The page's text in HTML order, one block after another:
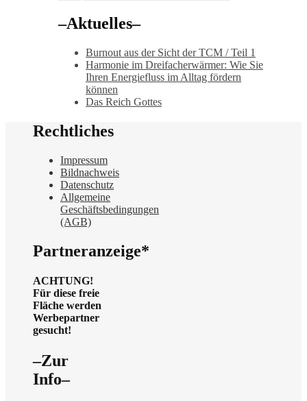
Beiträge
–Aktuelles–
Burnout aus der Sicht der TCM / Teil 1
Harmonie im Dreifacherwärmer: Wie Sie
Ihren Energiefluss im Alltag fördern
können
Das Reich Gottes
Rechtliches
Impressum
Bildnachweis
Datenschutz
Allgemeine
Geschäftsbedingungen
(AGB)
Partneranzeige*
ACHTUNG!
Für diese freie
Fläche werden
Werbepartner
gesucht!
–Zur
Info–